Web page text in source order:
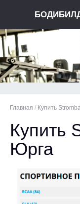
Главная / Купить
Купить
Юрга